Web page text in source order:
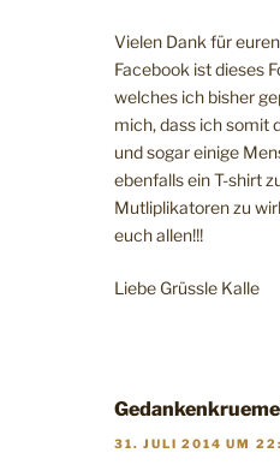
Vielen Dank für
Facebook ist dieses
welches ich bisher
mich, dass ich somit
und sogar einige
ebenfalls ein T-shirt
Mutliplikatoren zu
euch allen!!!
Liebe Grüssle Kalle
31. JULI 2014 UM